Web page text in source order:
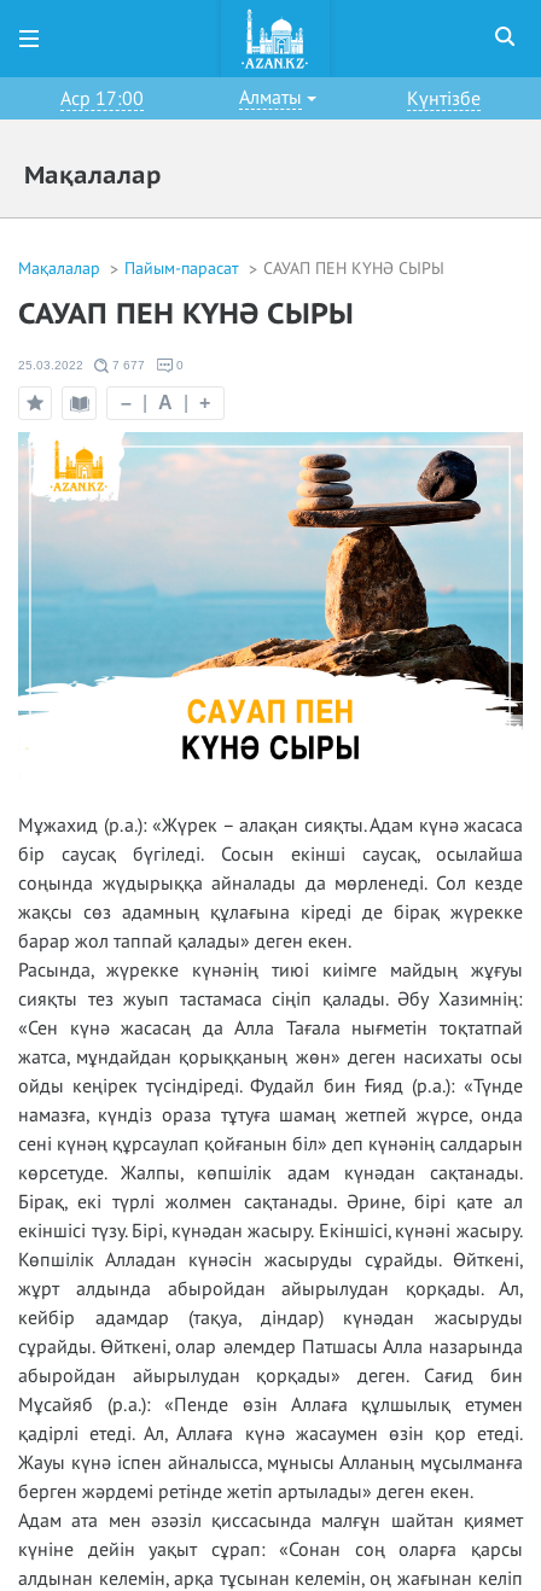
Аср 17:00 Алматы Күнтізбе
Мақалалар
Мақалалар Пайым-парасат САУАП ПЕН КҮНӘ СЫРЫ
САУАП ПЕН КҮНӘ СЫРЫ
25.03.2022 7 677 0
Таңдаулыға
қосу
режимі
– A +
Мұжахид (р.а.): «Жүрек – алақан сияқты. Адам күнә жасаса
бір саусақ бүгіледі. Сосын екінші саусақ, осылайша
соңында жүдырыққа айналады да мөрленеді. Сол кезде
жақсы сөз адамның құлағына кіреді де бірақ жүрекке
барар жол таппай қалады» деген екен.
Расында, жүрекке күнәнің тиюі киімге майдың жұғуы
сияқты тез жуып тастамаса сіңіп қалады. Әбу Хазимнің:
«Сен күнә жасасаң да Алла Тағала нығметін тоқтатпай
жатса, мұндайдан қорыққаның жөн» деген насихаты осы
ойды кеңірек түсіндіреді. Фудайл бин Ғияд (р.а.): «Түнде
намазға, күндіз ораза тұтуға шамаң жетпей жүрсе, онда
сені күнәң құрсаулап қойғанын біл» деп күнәнің салдарын
көрсетуде. Жалпы, көпшілік адам күнәдан сақтанады.
Бірақ, екі түрлі жолмен сақтанады. Әрине, бірі қате ал
екіншісі түзу. Бірі, күнәдан жасыру. Екіншісі, күнәні жасыру.
Көпшілік Алладан күнәсін жасыруды сұрайды. Өйткені,
жұрт алдында абыройдан айырылудан қорқады. Ал,
кейбір адамдар (тақуа, діндар) күнәдан жасыруды
сұрайды. Өйткені, олар әлемдер Патшасы Алла назарында
абыройдан айырылудан қорқады» деген. Сағид бин
Мұсайяб (р.а.): «Пенде өзін Аллаға құлшылық етумен
қадірлі етеді. Ал, Аллаға күнә жасаумен өзін қор етеді.
Жауы күнә іспен айналысса, мұнысы Алланың мұсылманға
берген жәрдемі ретінде жетіп артылады» деген екен.
Адам ата мен әзәзіл қиссасында малғұн шайтан қиямет
күніне дейін уақыт сұрап: «Сонан соң оларға қарсы
алдынан келемін, арқа тұсынан келемін, оң жағынан келіп